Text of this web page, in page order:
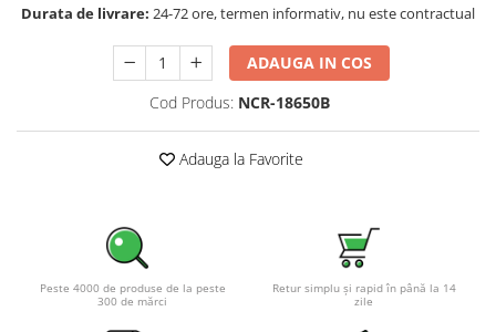
Convertoare de tensiune
Sisteme de stocare energie
Pachete complete stocare energie
mica (rulota/caravan/case de
Sisteme fotovoltaice profesionale
Pachete sisteme fotovoltaice
Durata de livrare: 24-72 ore, termen informativ, nu este contractual
ADAUGA IN COS
Cod Produs: NCR-18650B
Adauga la Favorite
Peste 4000 de produse de la peste
300 de mărci
Retur simplu și rapid în până la 14
zile